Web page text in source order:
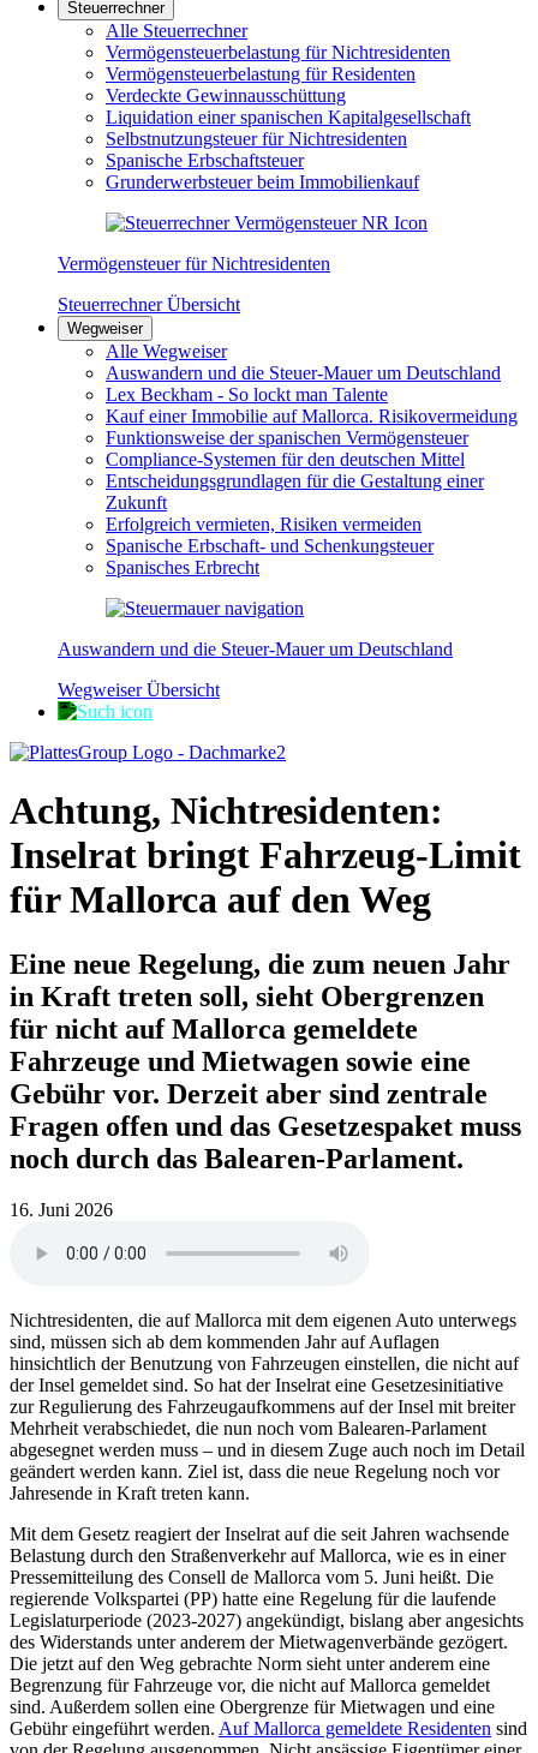
Steuerrechner
Alle Steuerrechner
Vermögensteuerbelastung für Nichtresidenten
Vermögensteuerbelastung für Residenten
Verdeckte Gewinnausschüttung
Liquidation einer spanischen Kapitalgesellschaft
Selbstnutzungsteuer für Nichtresidenten
Spanische Erbschaftsteuer
Grunderwerbsteuer beim Immobilienkauf
Vermögensteuer für Nichtresidenten
Steuerrechner Übersicht
Wegweiser
Alle Wegweiser
Auswandern und die Steuer-Mauer um Deutschland
Lex Beckham - So lockt man Talente
Kauf einer Immobilie auf Mallorca. Risikovermeidung
Funktionsweise der spanischen Vermögensteuer
Compliance-Systemen für den deutschen Mittel
Entscheidungsgrundlagen für die Gestaltung einer
Zukunft
Erfolgreich vermieten, Risiken vermeiden
Spanische Erbschaft- und Schenkungsteuer
Spanisches Erbrecht
Auswandern und die Steuer-Mauer um Deutschland
Wegweiser Übersicht
Achtung, Nichtresidenten:
Inselrat bringt Fahrzeug-Limit
für Mallorca auf den Weg
Eine neue Regelung, die zum neuen Jahr
in Kraft treten soll, sieht Obergrenzen
für nicht auf Mallorca gemeldete
Fahrzeuge und Mietwagen sowie eine
Gebühr vor. Derzeit aber sind zentrale
Fragen offen und das Gesetzespaket muss
noch durch das Balearen-Parlament.
16. Juni 2026
Nichtresidenten, die auf Mallorca mit dem eigenen Auto unterwegs
sind, müssen sich ab dem kommenden Jahr auf Auflagen
hinsichtlich der Benutzung von Fahrzeugen einstellen, die nicht auf
der Insel gemeldet sind. So hat der Inselrat eine Gesetzesinitiative
zur Regulierung des Fahrzeugaufkommens auf der Insel mit breiter
Mehrheit verabschiedet, die nun noch vom Balearen-Parlament
abgesegnet werden muss – und in diesem Zuge auch noch im Detail
geändert werden kann. Ziel ist, dass die neue Regelung noch vor
Jahresende in Kraft treten kann.
Mit dem Gesetz reagiert der Inselrat auf die seit Jahren wachsende
Belastung durch den Straßenverkehr auf Mallorca, wie es in einer
Pressemitteilung des Consell de Mallorca vom 5. Juni heißt. Die
regierende Volkspartei (PP) hatte eine Regelung für die laufende
Legislaturperiode (2023-2027) angekündigt, bislang aber angesichts
des Widerstands unter anderem der Mietwagenverbände gezögert.
Die jetzt auf den Weg gebrachte Norm sieht unter anderem eine
Begrenzung für Fahrzeuge vor, die nicht auf Mallorca gemeldet
sind. Außerdem sollen eine Obergrenze für Mietwagen und eine
Gebühr eingeführt werden. Auf Mallorca gemeldete Residenten sind